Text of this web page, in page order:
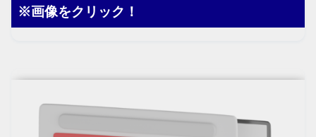
※画像をクリック！